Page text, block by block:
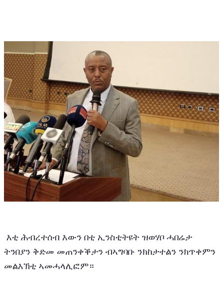
ትንበያን ቅድመ መጠንቀቕታን ብኣግባቡ ንክከታተልን ንክጥቀምን
መልእኽቲ ኣመሓላሊፎም።